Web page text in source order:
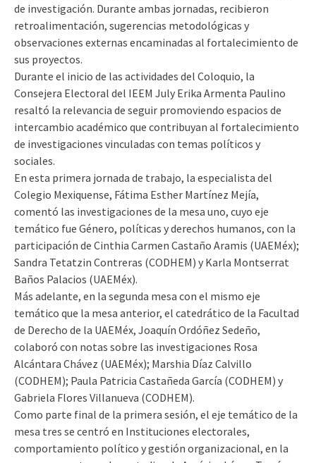
de investigación. Durante ambas jornadas, recibieron
retroalimentación, sugerencias metodológicas y
observaciones externas encaminadas al fortalecimiento de
sus proyectos.
Durante el inicio de las actividades del Coloquio, la
Consejera Electoral del IEEM July Erika Armenta Paulino
resaltó la relevancia de seguir promoviendo espacios de
intercambio académico que contribuyan al fortalecimiento
de investigaciones vinculadas con temas políticos y
sociales.
En esta primera jornada de trabajo, la especialista del
Colegio Mexiquense, Fátima Esther Martínez Mejía,
comentó las investigaciones de la mesa uno, cuyo eje
temático fue Género, políticas y derechos humanos, con la
participación de Cinthia Carmen Castaño Aramis (UAEMéx);
Sandra Tetatzin Contreras (CODHEM) y Karla Montserrat
Baños Palacios (UAEMéx).
Más adelante, en la segunda mesa con el mismo eje
temático que la mesa anterior, el catedrático de la Facultad
de Derecho de la UAEMéx, Joaquín Ordóñez Sedeño,
colaboró con notas sobre las investigaciones Rosa
Alcántara Chávez (UAEMéx); Marshia Díaz Calvillo
(CODHEM); Paula Patricia Castañeda García (CODHEM) y
Gabriela Flores Villanueva (CODHEM).
Como parte final de la primera sesión, el eje temático de la
mesa tres se centró en Instituciones electorales,
comportamiento político y gestión organizacional, en la